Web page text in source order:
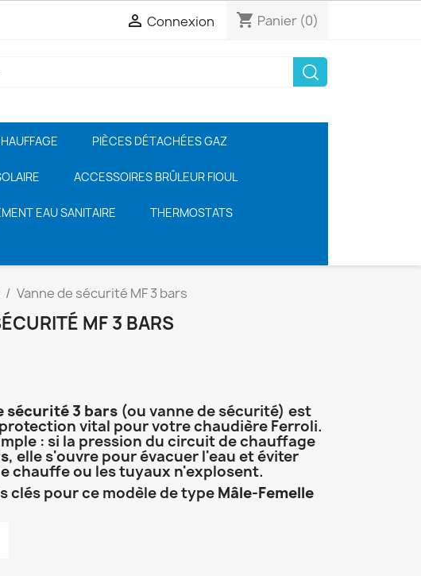
 Connexion shopping_cart Panier (0)
PIÈCES DÉTACHÉES GAZ
ACCESSOIRES BRÛLEUR FIOUL
EAU SANITAIRE THERMOSTATS
Vanne de sécurité MF 3 bars
MF 3 BARS
sécurité 3 bars (ou vanne de sécurité) est
vital pour votre chaudière Ferroli.
: si la pression du circuit de chauffage
, elle s'ouvre pour évacuer l'eau et éviter
chauffe ou les tuyaux n'explosent.
clés pour ce modèle de type Mâle-Femelle